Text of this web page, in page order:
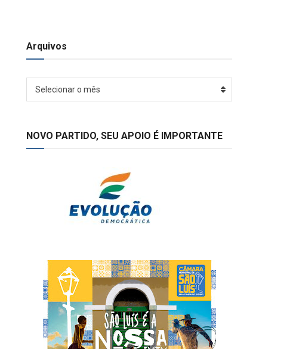
Arquivos
Arquivos
Selecionar o mês
NOVO PARTIDO, SEU APOIO É IMPORTANTE